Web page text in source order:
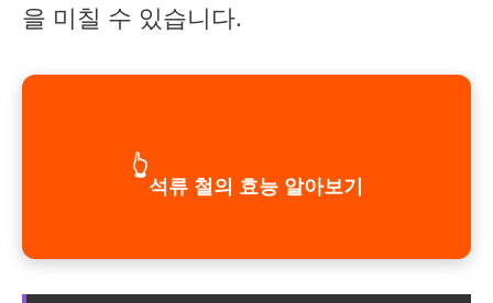
을 미칠 수 있습니다.
👆
석류 철의 효능 알아보기